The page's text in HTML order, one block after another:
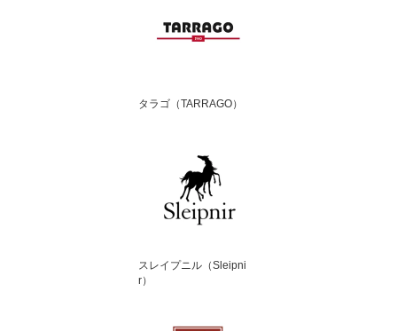
タラゴ（TARRAGO）
スレイプニル（Sleipni
r）